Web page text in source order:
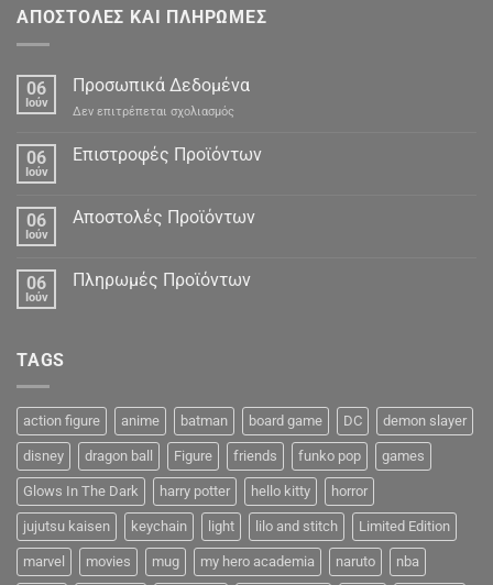
ΑΠΟΣΤΟΛΕΣ ΚΑΙ ΠΛΗΡΩΜΕΣ
06
Ιούν
Προσωπικά Δεδομένα
Δεν επιτρέπεται σχολιασμός
06
Ιούν
Επιστροφές Προϊόντων
06
Ιούν
Αποστολές Προϊόντων
06
Ιούν
Πληρωμές Προϊόντων
TAGS
action figure anime batman board game DC demon slayer
disney dragon ball Figure friends funko pop games
Glows In The Dark harry potter hello kitty horror
jujutsu kaisen keychain light lilo and stitch Limited Edition
marvel movies mug my hero academia naruto nba